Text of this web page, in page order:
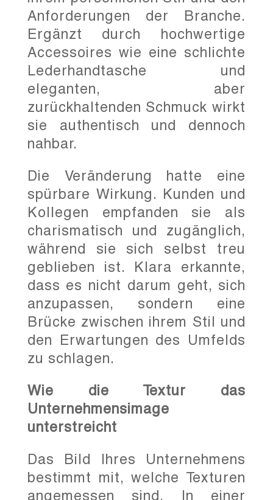
Anforderungen der Branche.
Ergänzt durch hochwertige
Accessoires wie eine schlichte
Lederhandtasche und
eleganten, aber
zurückhaltenden Schmuck wirkt
sie authentisch und dennoch
nahbar.
Die Veränderung hatte eine
spürbare Wirkung. Kunden und
Kollegen empfanden sie als
charismatisch und zugänglich,
während sie sich selbst treu
geblieben ist. Klara erkannte,
dass es nicht darum geht, sich
anzupassen, sondern eine
Brücke zwischen ihrem Stil und
den Erwartungen des Umfelds
zu schlagen.
Wie die Textur das
Unternehmensimage
unterstreicht
Das Bild Ihres Unternehmens
bestimmt mit, welche Texturen
angemessen sind. In einer